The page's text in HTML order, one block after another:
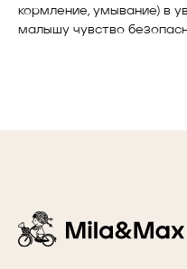
кормление, умывание) в
малышу чувство